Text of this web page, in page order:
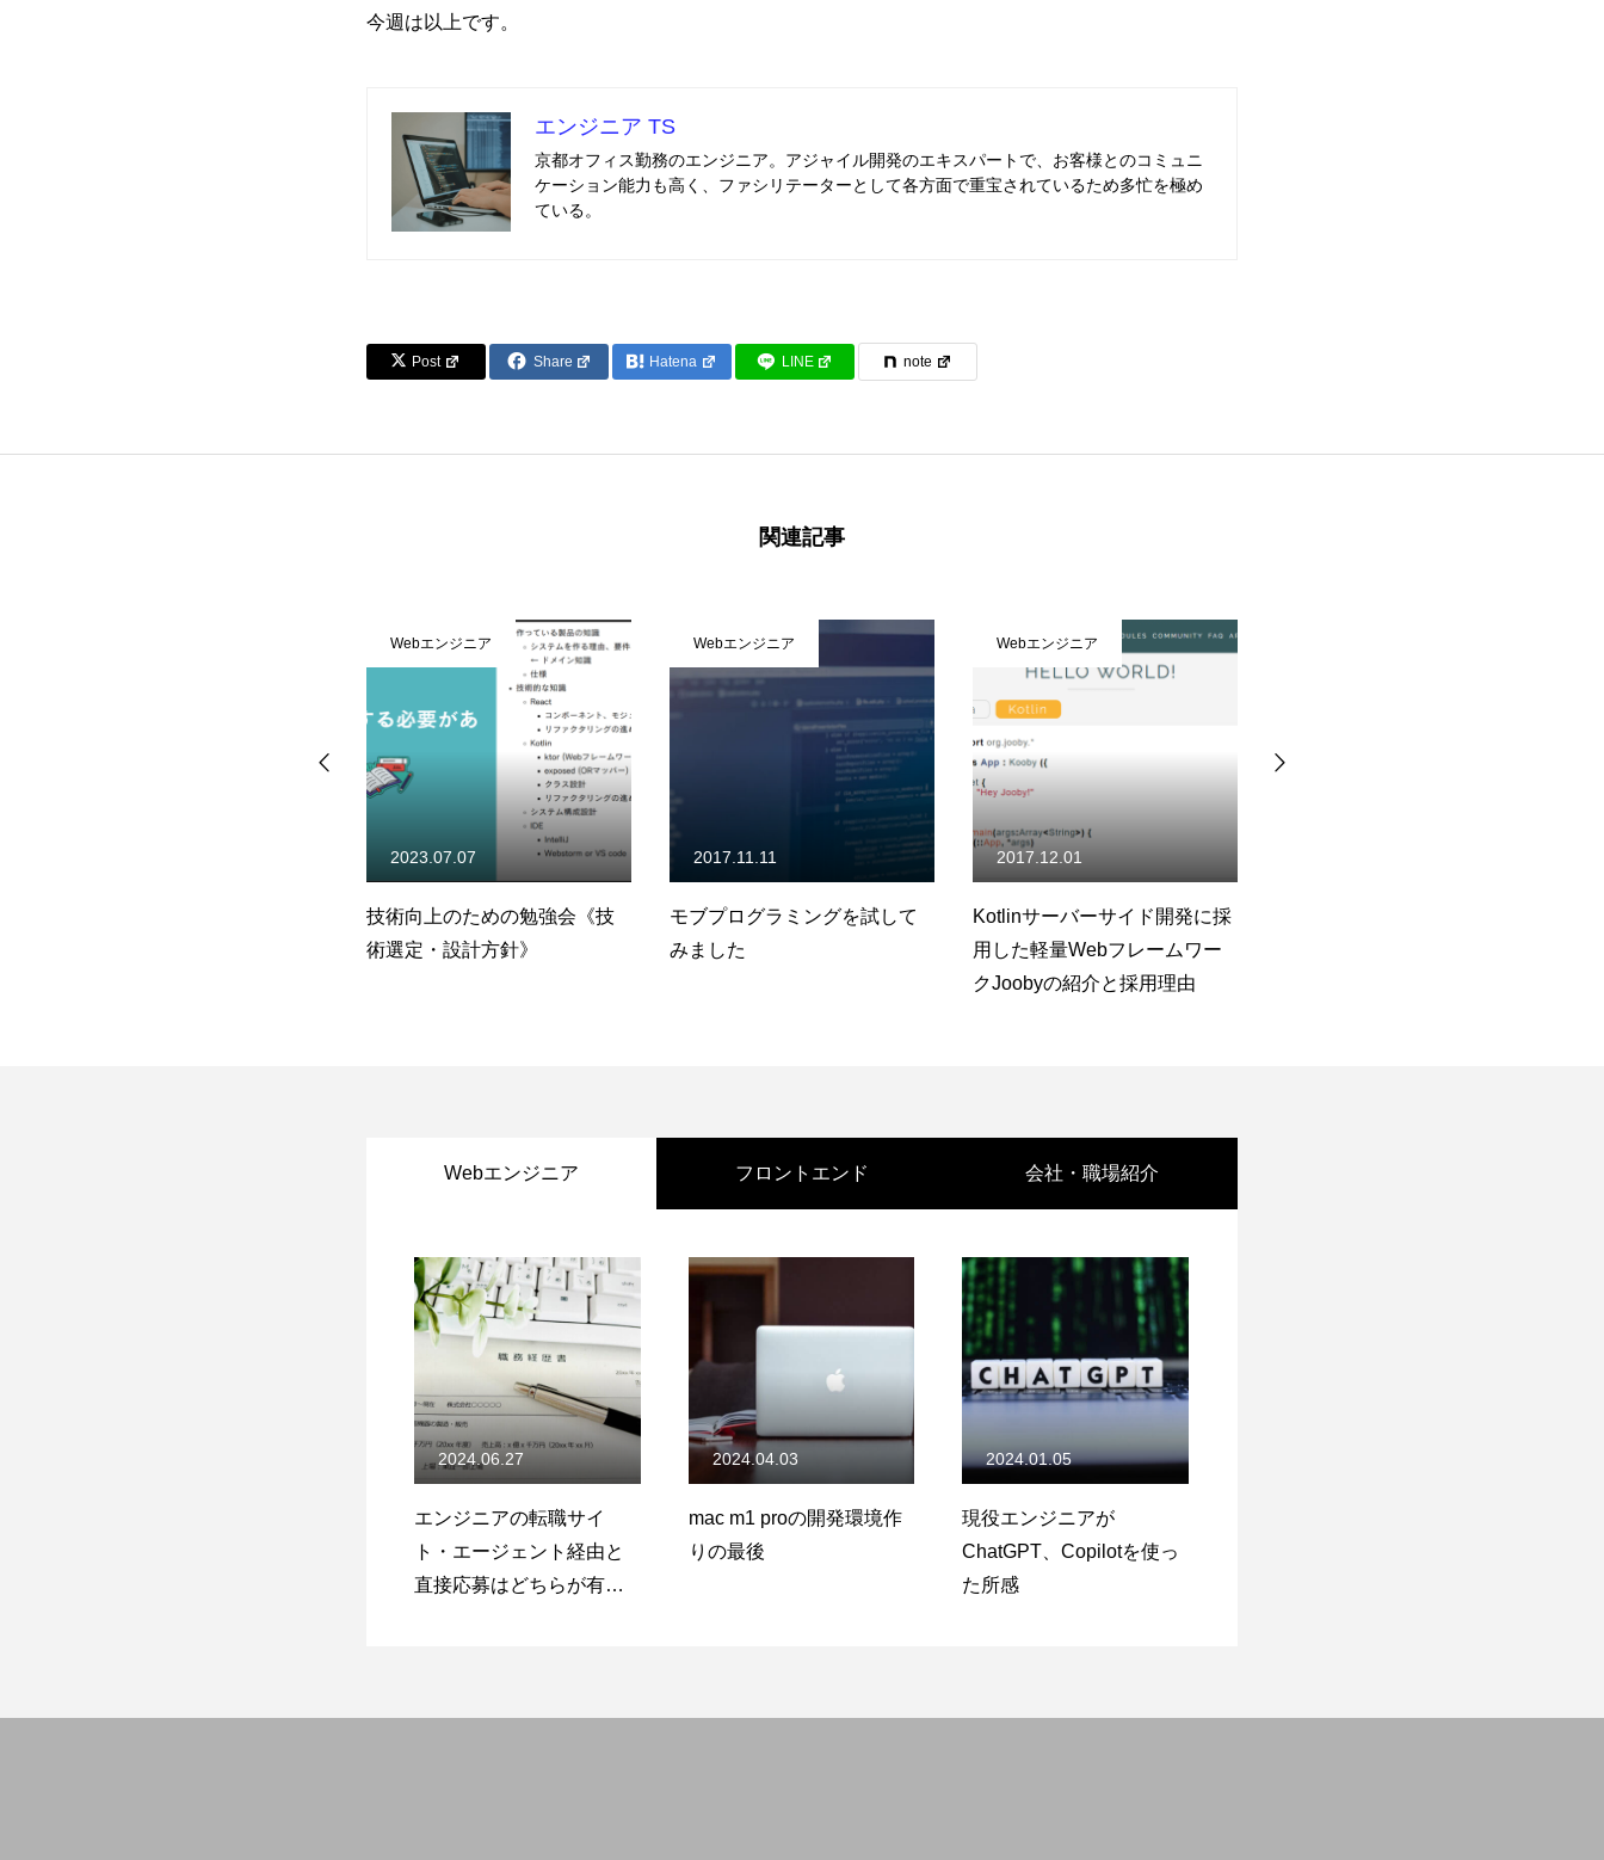
今週は以上です。
エンジニア TS
京都オフィス勤務のエンジニア。アジャイル開発のエキスパートで、お客様とのコミュニ
ケーション能力も高く、ファシリテーターとして各方面で重宝されているため多忙を極め
ている。
Post Share Hatena LINE note
関連記事
Webエンジニア
モブプログラミングを試して
みました
2017.11.11
Webエンジニア
Kotlinサーバーサイド開発に採
用した軽量Webフレームワー
2017.12.01
Webエンジニア
新参者WEBエンジニアの一日
2018.06.15
Webエンジニア フロントエンド 会社・職場紹介
エンジニアの転職サイ
ト・エージェント経由と
直接応募はどちらが有
2024.06.27
mac m1 proの開発環境作
りの最後
2024.04.03
現役エンジニアが
ChatGPT、Copilotを使っ
た所感
2024.01.05